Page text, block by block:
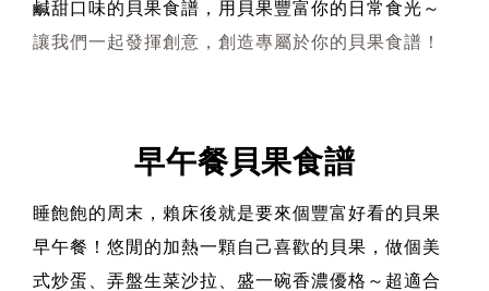
鹹甜口味的貝果食譜，用貝果豐富你的日常食光～
讓我們一起發揮創意，創造專屬於你的貝果食譜！
早午餐貝果食譜
睡飽飽的周末，賴床後就是要來個豐富好看的貝果
早午餐！悠閒的加熱一顆自己喜歡的貝果，做個美
式炒蛋、弄盤生菜沙拉、盛一碗香濃優格～超適合